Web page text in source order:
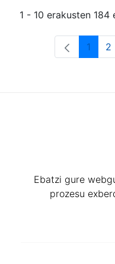
1 - 10 erakusten 184
1 2
Ebatzi gure
prozesu